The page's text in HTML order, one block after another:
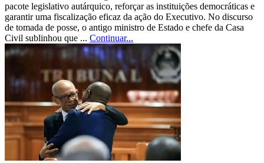
pacote legislativo autárquico, reforçar as instituições democráticas e
garantir uma fiscalização eficaz da ação do Executivo. No discurso
de tomada de posse, o antigo ministro de Estado e chefe da Casa
Civil sublinhou que ... Continuar...